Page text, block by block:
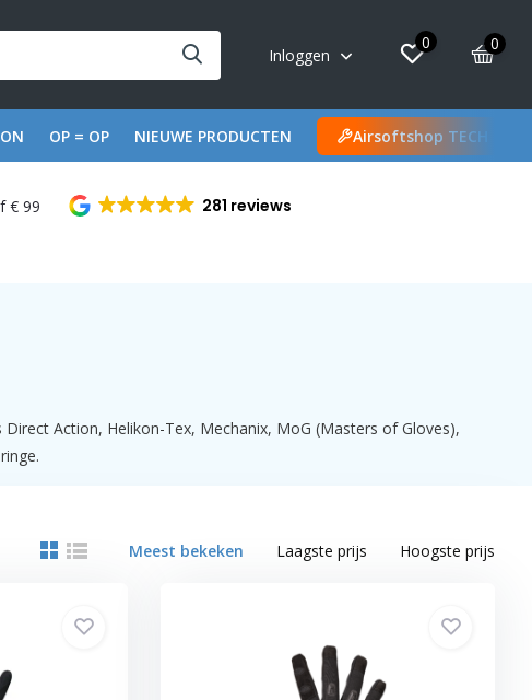
Inloggen
0 0
OP = OP NIEUWE PRODUCTEN Airsoftshop TECH
€ 99 281 reviews
Action, Helikon-Tex, Mechanix, MoG (Masters of Gloves),
Meest bekeken Laagste prijs Hoogste prijs